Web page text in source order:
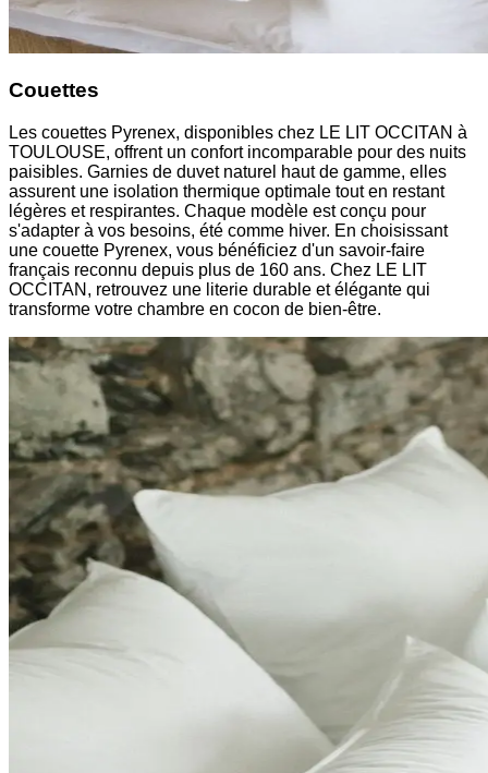
Couettes
Les couettes Pyrenex, disponibles chez LE LIT OCCITAN à
TOULOUSE, offrent un confort incomparable pour des nuits
paisibles. Garnies de duvet naturel haut de gamme, elles
assurent une isolation thermique optimale tout en restant
légères et respirantes. Chaque modèle est conçu pour
s'adapter à vos besoins, été comme hiver. En choisissant
une couette Pyrenex, vous bénéficiez d'un savoir-faire
français reconnu depuis plus de 160 ans. Chez LE LIT
OCCITAN, retrouvez une literie durable et élégante qui
transforme votre chambre en cocon de bien-être.